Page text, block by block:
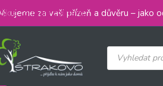
Skip to main content
za vaši přízeň a důvěru – jako